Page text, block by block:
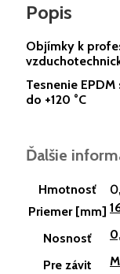
Popis
Objímky k
Tesnenie
do +120 °C
Ďalšie
Hmotnosť
Priemer [mm]
Nosnosť
Pre závit